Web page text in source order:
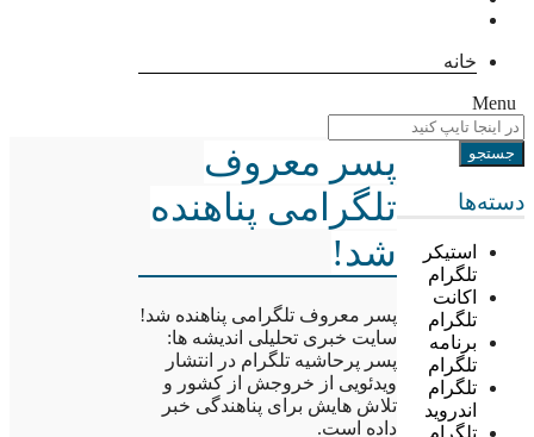
خانه
Menu
دسته‌ها
استیکر
تلگرام
اکانت
تلگرام
برنامه
تلگرام
تلگرام
اندروید
پسر معروف
تلگرامی پناهنده
شد!
پسر معروف تلگرامی پناهنده شد!
سایت خبری تحلیلی اندیشه ها:
پسر پرحاشیه تلگرام در انتشار
ویدئویی از خروجش از کشور و
تلاش هایش برای پناهندگی خبر
داده است.